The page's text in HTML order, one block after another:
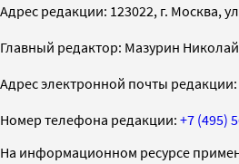
Адрес редакции: 123022, г. Москва,
Главный редактор: Мазурин
Адрес электронной почты редакции:
Номер телефона редакции: +7 (495)
На информационном ресурсе